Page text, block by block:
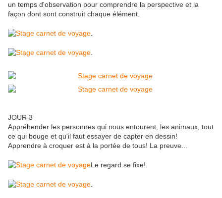
un temps d'observation pour comprendre la perspective et la
façon dont sont construit chaque élément.
JOUR 3
Appréhender les personnes qui nous entourent, les animaux, tout
ce qui bouge et qu'il faut essayer de capter en dessin!
Apprendre à croquer est à la portée de tous! La preuve...
Le regard se fixe!